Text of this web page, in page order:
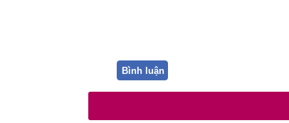
Bình luận